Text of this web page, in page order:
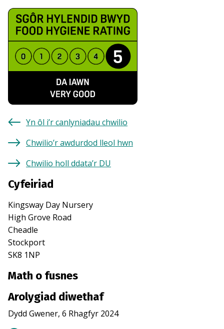
Yn ôl i’r canlyniadau chwilio
Chwilio’r awdurdod lleol hwn
Chwilio holl ddata’r DU
Cyfeiriad
Kingsway Day Nursery
High Grove Road
Cheadle
Stockport
SK8 1NP
Math o fusnes
Arolygiad diwethaf
Dydd Gwener, 6 Rhagfyr 2024